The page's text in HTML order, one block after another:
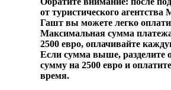
от туристического
Гашт вы можете легко
Максимальная сумма
2500 евро, оплачивайте
Если сумма выше, разделите
сумму на 2500 евро и
время.